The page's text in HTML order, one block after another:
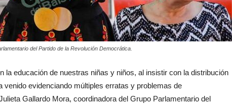
del Partido de la Revolución Democrática.
la educación de nuestras niñas y niños, al insistir con la distribución
venido evidenciando múltiples erratas y problemas de
Gallardo Mora, coordinadora del Grupo Parlamentario del